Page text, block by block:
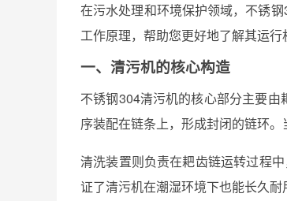
在污水处理和环境保护领域，不锈
工作原理，帮助您更好地了解其运行
一、清污机的核心构造
不锈钢304清污机的核心部分主要
序装配在链条上，形成封闭的链环
清洗装置则负责在耙齿链运转过程
证了清污机在潮湿环境下也能长久耐